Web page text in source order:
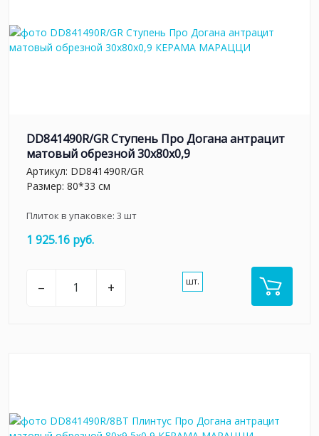
DD841490R/GR Ступень Про Догана антрацит
матовый обрезной 30x80x0,9
Артикул: DD841490R/GR
Размер: 80*33 см
Плиток в упаковке: 3 шт
1 925.16 руб.
– + шт.